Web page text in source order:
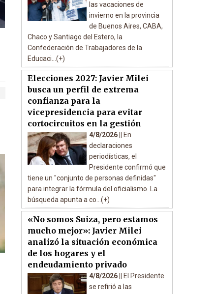
las vacaciones de
invierno en la provincia
de Buenos Aires, CABA,
Chaco y Santiago del Estero, la
Confederación de Trabajadores de la
Educaci...(+)
Elecciones 2027: Javier Milei
busca un perfil de extrema
confianza para la
vicepresidencia para evitar
cortocircuitos en la gestión
4/8/2026 ||
En
declaraciones
periodísticas, el
Presidente confirmó que
tiene un "conjunto de personas definidas"
para integrar la fórmula del oficialismo. La
búsqueda apunta a co...(+)
«No somos Suiza, pero estamos
mucho mejor»: Javier Milei
analizó la situación económica
de los hogares y el
endeudamiento privado
4/8/2026 ||
El Presidente
se refirió a las